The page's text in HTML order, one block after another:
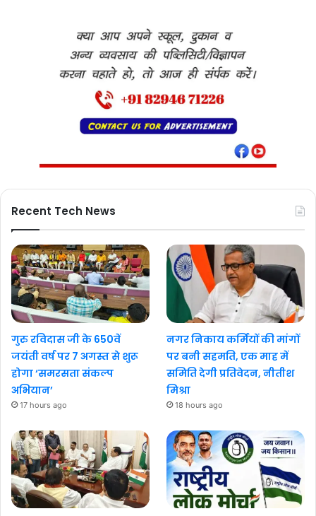
Recent Tech News
गुरु रविदास जी के 650वें
जयंती वर्ष पर 7 अगस्त से शुरू
होगा ‘समरसता संकल्प
अभियान’
17 hours ago
नगर निकाय कर्मियों की मांगों
पर बनी सहमति, एक माह में
समिति देगी प्रतिवेदन, नीतीश
मिश्रा
18 hours ago